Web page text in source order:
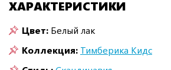
ХАРАКТЕРИСТИКИ
Цвет: Белый лак
Коллекция: Тимберика Кидс